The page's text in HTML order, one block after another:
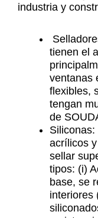
industria y
tienen el
ventanas
flexibles,
tengan
de
acrílicos
sellar
tipos: (i)
base, se
interiores